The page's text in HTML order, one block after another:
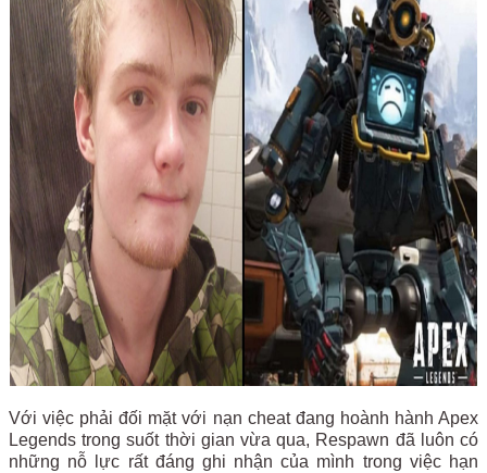
Với việc phải đối mặt với nạn cheat đang hoành hành Apex
Legends trong suốt thời gian vừa qua, Respawn đã luôn có
những nỗ lực rất đáng ghi nhận của mình trong việc hạn